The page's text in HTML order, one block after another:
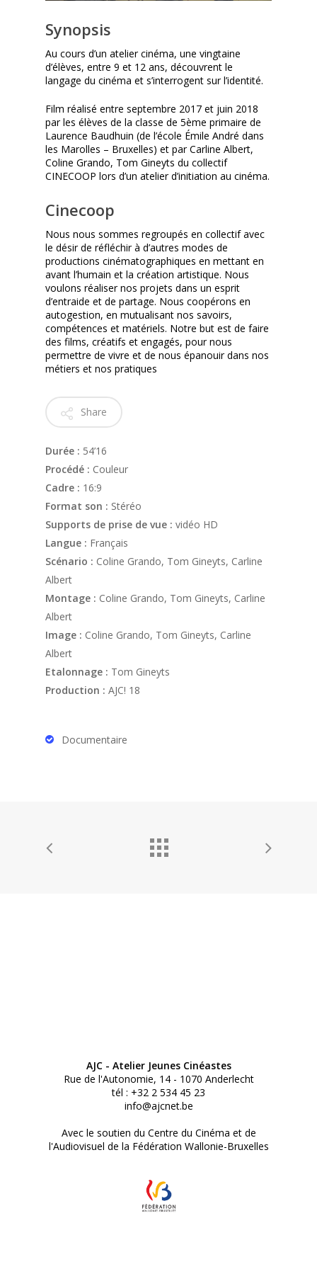
Synopsis
Au cours d’un atelier cinéma, une vingtaine
d’élèves, entre 9 et 12 ans, découvrent le
langage du cinéma et s’interrogent sur l’identité.
Film réalisé entre septembre 2017 et juin 2018
par les élèves de la classe de 5ème primaire de
Laurence Baudhuin (de l’école Émile André dans
les Marolles – Bruxelles) et par Carline Albert,
Coline Grando, Tom Gineyts du collectif
CINECOOP lors d’un atelier d’initiation au cinéma.
Cinecoop
Nous nous sommes regroupés en collectif avec
le désir de réfléchir à d’autres modes de
productions cinématographiques en mettant en
avant l’humain et la création artistique. Nous
voulons réaliser nos projets dans un esprit
d’entraide et de partage. Nous coopérons en
autogestion, en mutualisant nos savoirs,
compétences et matériels. Notre but est de faire
des films, créatifs et engagés, pour nous
permettre de vivre et de nous épanouir dans nos
métiers et nos pratiques
Share
Durée : 54’16
Procédé : Couleur
Cadre : 16:9
Format son : Stéréo
Supports de prise de vue : vidéo HD
Langue : Français
Scénario : Coline Grando, Tom Gineyts, Carline
Albert
Montage : Coline Grando, Tom Gineyts, Carline
Albert
Image : Coline Grando, Tom Gineyts, Carline
Albert
Etalonnage : Tom Gineyts
Production : AJC! 18
Documentaire
AJC - Atelier Jeunes Cinéastes
Rue de l'Autonomie, 14 - 1070 Anderlecht
tél : +32 2 534 45 23
info@ajcnet.be
Avec le soutien du Centre du Cinéma et de
l'Audiovisuel de la Fédération Wallonie-Bruxelles